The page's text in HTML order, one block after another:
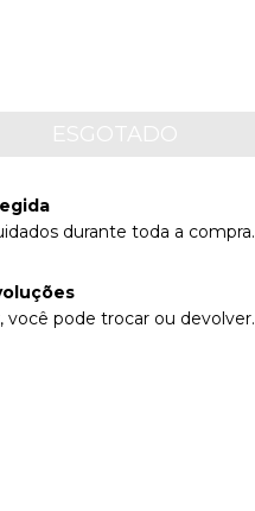
durante toda a compra.
você pode trocar ou devolver.